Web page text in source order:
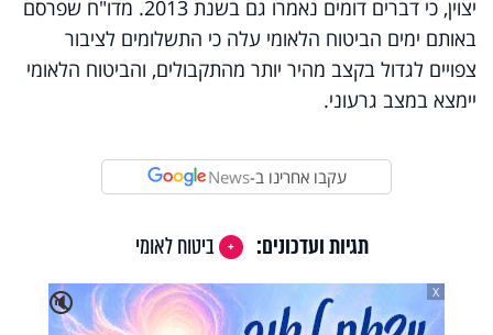
יצוין, כי דברים דומים נאמרו גם בשנת 2013. מדו"ח שפרסם
באותם ימים הביטוח הלאומי עלה כי התשלומים לציבור
צפויים לגדול בקצב מהיר יותר מהתקבולים, והביטוח הלאומי
יימצא במצב גרעוני.
עקבו אחרינו ב-News
תגיות ועדכונים:
ביטוח לאומי
🔇
X